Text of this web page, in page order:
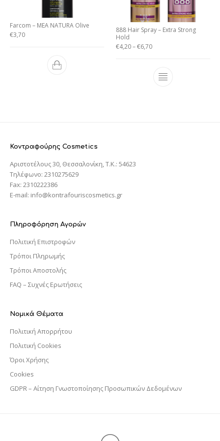
Farcom – MEA NATURA Olive
€3,70
888 Hair Spray – Extra Strong
Hold
€4,20–€6,70
Κοντραφούρης Cosmetics
Αριστοτέλους 30, Θεσσαλονίκη, T.K.: 54623
Τηλέφωνο: 2310275629
Fax: 2310222386
E-mail: info@kontrafouriscosmetics.gr
Πληροφόρηση Αγορών
Πολιτική Επιστροφών
Τρόποι Πληρωμής
Τρόποι Αποστολής
FAQ – Συχνές Ερωτήσεις
Νομικά Θέματα
Πολιτική Απορρήτου
Πολιτική Cookies
Όροι Χρήσης
Cookies
GDPR – Αίτηση Γνωστοποίησης Προσωπικών Δεδομένων